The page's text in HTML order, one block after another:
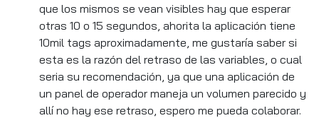
que los mismos se vean visibles hay que esperar
otras 10 o 15 segundos, ahorita la aplicación tiene
10mil tags aproximadamente, me gustaría saber si
esta es la razón del retraso de las variables, o cual
seria su recomendación, ya que una aplicación de
un panel de operador maneja un volumen parecido y
allí no hay ese retraso, espero me pueda colaborar.